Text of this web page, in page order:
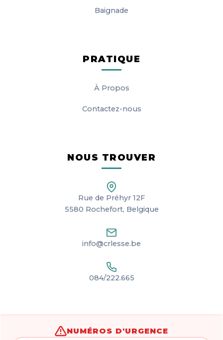
Baignade
PRATIQUE
À Propos
Contactez-nous
NOUS TROUVER
Rue de Préhyr 12F
5580 Rochefort, Belgique
info@crlesse.be
084/222.665
NUMÉROS D'URGENCE